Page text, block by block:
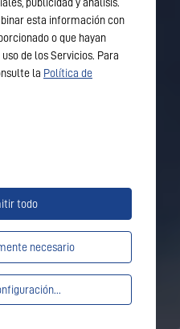
esta información con
o que hayan
de los Servicios. Para
la Política de
...
necesario
todo